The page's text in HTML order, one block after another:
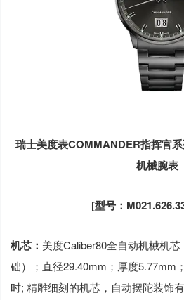
瑞士美度表COMMANDER指挥官
机械腕表
[型号：
机芯： 美度Caliber80全自动机械机
础）；直径29.40mm；厚度5.77mm
时; 精雕细刻的机芯，自动摆陀装饰